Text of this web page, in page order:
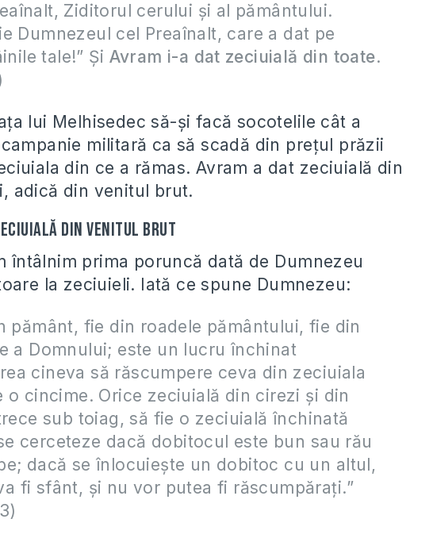
Ziditorul cerului şi al pământului.
Dumnezeul cel Preaînalt, care a dat pe
tale!” Şi Avram i-a dat zeciuială din toate.
lui Melhisedec să-și facă socotelile cât a
militară ca să scadă din prețul prăzii
din ce a rămas. Avram a dat zeciuială din
adică din venitul brut.
din venitul brut
întâlnim prima poruncă dată de Dumnezeu
la zeciuieli. Iată ce spune Dumnezeu:
pământ, fie din roadele pământului, fie din
a Domnului; este un lucru închinat
cineva să răscumpere ceva din zeciuiala
o cincime. Orice zeciuială din cirezi şi din
sub toiag, să fie o zeciuială închinată
cerceteze dacă dobitocul este bun sau rău
dacă se înlocuieşte un dobitoc cu un altul,
fi sfânt, şi nu vor putea fi răscumpăraţi.”